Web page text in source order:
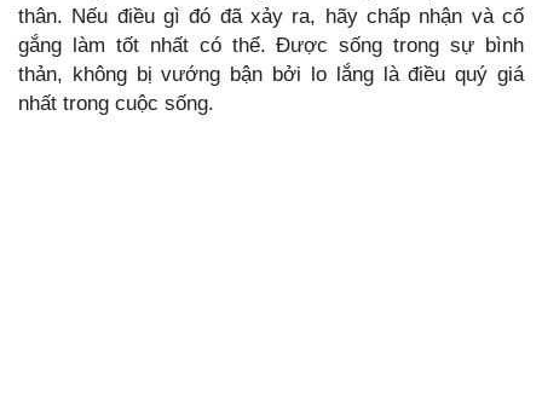
thân. Nếu điều gì đó đã xảy ra, hãy chấp nhận và cố
gắng làm tốt nhất có thể. Được sống trong sự bình
thản, không bị vướng bận bởi lo lắng là điều quý giá
nhất trong cuộc sống.